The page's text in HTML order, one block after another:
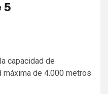
5
capacidad de
máxima de 4.000 metros